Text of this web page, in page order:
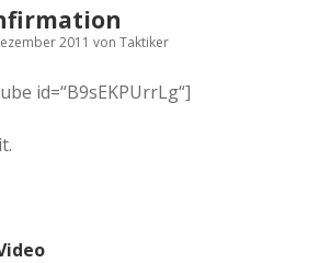
2011 von Taktiker
id=“B9sEKPUrrLg“]